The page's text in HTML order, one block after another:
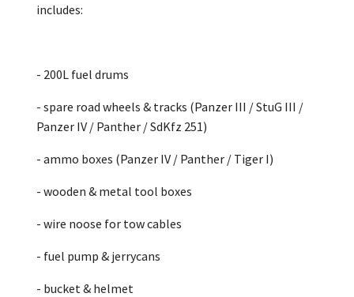
includes:
- 200L fuel drums
- spare road wheels & tracks (Panzer III / StuG III /
Panzer IV / Panther / SdKfz 251)
- ammo boxes (Panzer IV / Panther / Tiger I)
- wooden & metal tool boxes
- wire noose for tow cables
- fuel pump & jerrycans
- bucket & helmet